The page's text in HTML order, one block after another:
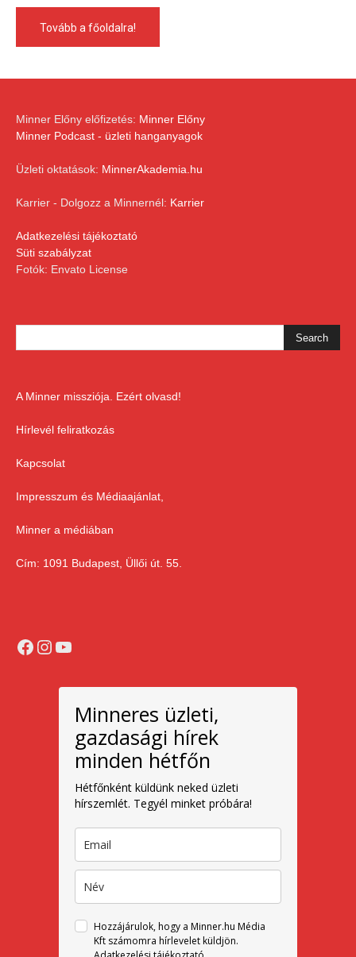
Tovább a főoldalra!
Minner Előny előfizetés: Minner Előny
Minner Podcast - üzleti hanganyagok
Üzleti oktatások: MinnerAkademia.hu
Karrier - Dolgozz a Minnernél: Karrier
Adatkezelési tájékoztató
Süti szabályzat
Fotók: Envato License
A Minner missziója. Ezért olvasd!
Hírlevél feliratkozás
Kapcsolat
Impresszum és Médiaajánlat,
Minner a médiában
Cím: 1091 Budapest, Üllői út. 55.
Facebook
Instagram
YouTube
Minneres üzleti,
gazdasági hírek
minden hétfőn
Hétfőnként küldünk neked üzleti
hírszemlét. Tegyél minket próbára!
Hozzájárulok, hogy a Minner.hu Média
Kft számomra hírlevelet küldjön.